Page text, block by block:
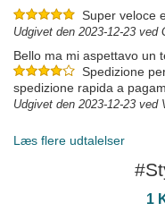
Super veloce
Udgivet den 2023-12-23 ved
Bello ma mi aspettavo un
Spedizione
spedizione rapida a
Udgivet den 2023-12-23 ved
Læs flere udtalelser
1